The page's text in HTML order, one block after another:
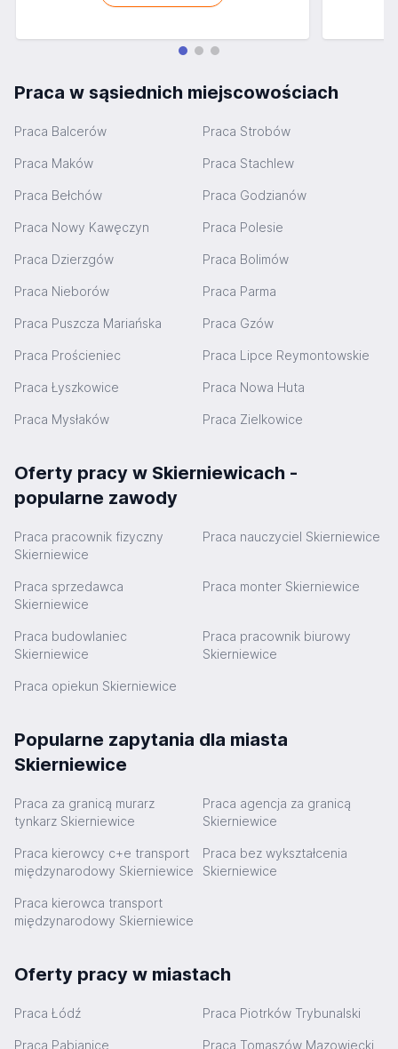
Praca w sąsiednich miejscowościach
Praca Balcerów Praca Strobów
Praca Maków Praca Stachlew
Praca Bełchów Praca Godzianów
Praca Nowy Kawęczyn Praca Polesie
Praca Dzierzgów Praca Bolimów
Praca Nieborów Praca Parma
Praca Puszcza Mariańska Praca Gzów
Praca Prościeniec Praca Lipce Reymontowskie
Praca Łyszkowice Praca Nowa Huta
Praca Mysłaków Praca Zielkowice
Oferty pracy w Skierniewicach -
popularne zawody
Praca pracownik fizyczny
Skierniewice
Praca nauczyciel Skierniewice
Praca sprzedawca
Skierniewice
Praca monter Skierniewice
Praca budowlaniec
Skierniewice
Praca pracownik biurowy
Skierniewice
Praca opiekun Skierniewice
Popularne zapytania dla miasta
Skierniewice
Praca za granicą murarz
tynkarz Skierniewice
Praca agencja za granicą
Skierniewice
Praca kierowcy c+e transport
międzynarodowy Skierniewice
Praca bez wykształcenia
Skierniewice
Praca kierowca transport
międzynarodowy Skierniewice
Oferty pracy w miastach
Praca Łódź Praca Piotrków Trybunalski
Praca Pabianice Praca Tomaszów Mazowiecki